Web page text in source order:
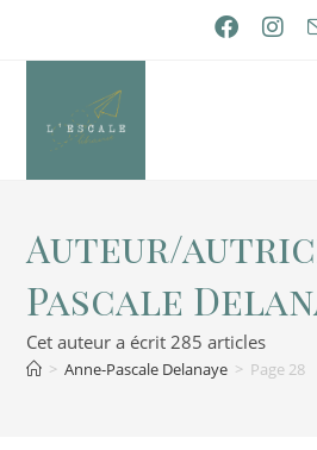
Auteur/
Pascale
Cet auteur a écrit 285 articles
> Anne-Pascale Delanaye > Page 28